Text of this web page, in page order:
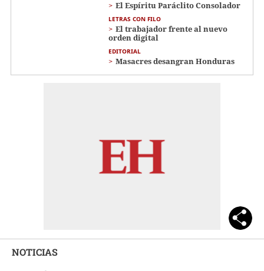
El Espíritu Paráclito Consolador
LETRAS CON FILO
El trabajador frente al nuevo
orden digital
EDITORIAL
Masacres desangran Honduras
NOTICIAS